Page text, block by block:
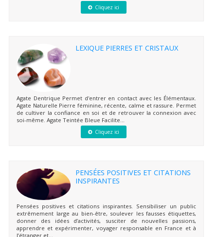
Cliquez ici
LEXIQUE PIERRES ET CRISTAUX
Agate Dentrique Permet d'entrer en contact avec les Élémentaux.
Agate Naturelle Pierre féminine, récente, calme et rassure. Permet
de cultiver la confiance en soi et de retrouver la connexion avec
soi-même. Agate Teintée Bleue Facilite...
Cliquez ici
PENSÉES POSITIVES ET CITATIONS
INSPIRANTES
Pensées positives et citations inspirantes. Sensibiliser un public
extrêmement large au bien-être, soulever les fausses étiquettes,
donner des idées d’activités, susciter de nouvelles passions,
apprendre et expérimenter, voyager responsable en France et à
l’étranger et...